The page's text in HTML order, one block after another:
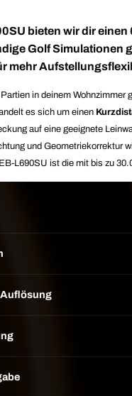
bieten wir dir
Golf Simulationen
mehr
in deinem
es sich um einen
auf eine geeignete
und Geometriekorrektur
L690SU ist die mit bis zu